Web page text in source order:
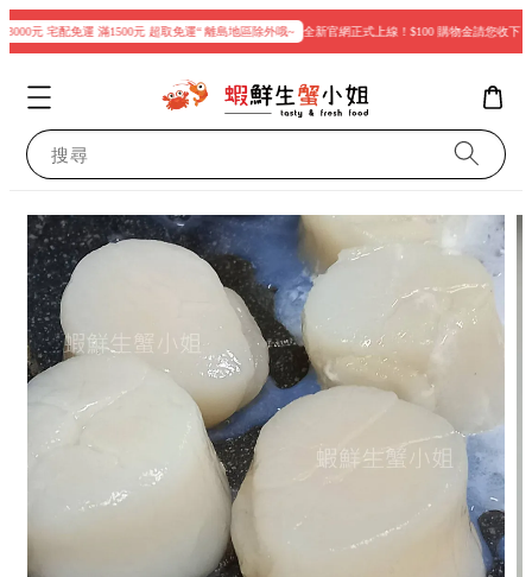
元 宅配免運 滿1500元 超取免運“ 離島地區除外哦~ 全新官網正式上線！$100 購物金請您收下
搜尋